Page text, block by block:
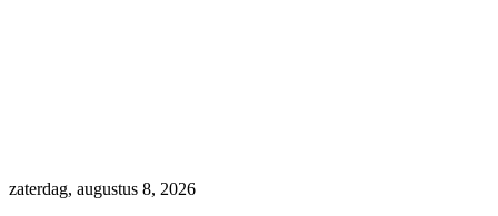
zaterdag, augustus 8, 2026